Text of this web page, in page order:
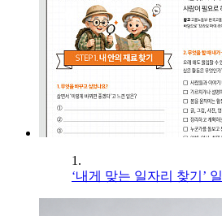
1.
‘내게 맞는 일자리 찾기’